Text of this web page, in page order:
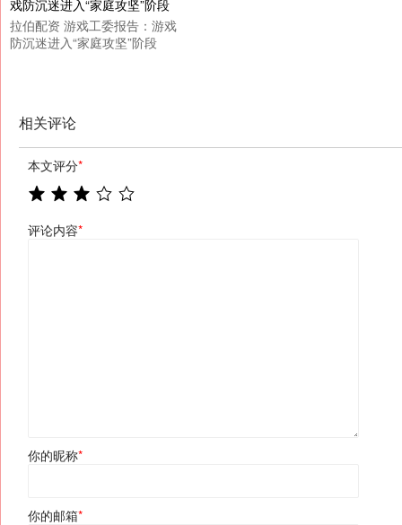
拉伯配资 游戏工委报告：游戏
防沉迷进入“家庭攻坚”阶段
相关评论
本文评分*
评论内容*
你的昵称*
你的邮箱*